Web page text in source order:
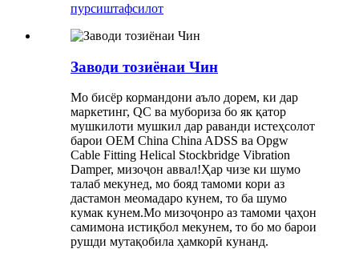
пурсиштафсилот
Заводи тозиёнаи Чин
Мо бисёр кормандони аъло дорем, ки дар
маркетинг, QC ва мубориза бо як қатор
мушкилоти мушкил дар раванди истеҳсолот
барои OEM China China ADSS ва Opgw
Cable Fitting Helical Stockbridge Vibration
Damper, мизоҷон аввал!Ҳар чизе ки шумо
талаб мекунед, мо бояд тамоми кори аз
дастамон меомадаро кунем, то ба шумо
кумак кунем.Мо мизоҷонро аз тамоми ҷаҳон
самимона истиқбол мекунем, то бо мо барои
рушди мутақобила ҳамкорӣ кунанд.